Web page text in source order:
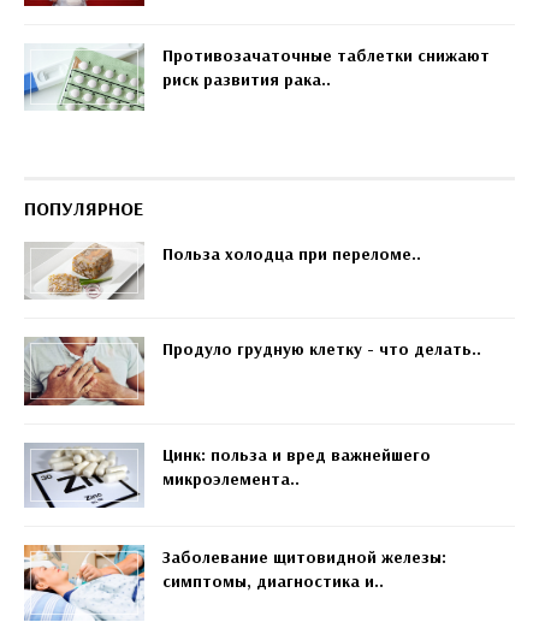
Противозачаточные таблетки снижают
риск развития рака..
ПОПУЛЯРНОЕ
Польза холодца при переломе..
Продуло грудную клетку - что делать..
Цинк: польза и вред важнейшего
микроэлемента..
Заболевание щитовидной железы:
симптомы, диагностика и..